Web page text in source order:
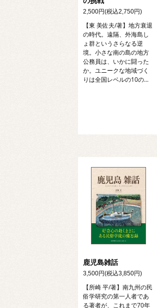
2,500円(税込2,750円)
【東 美佐夫/著】地方衰退
の時代。遠隔、外海島し
ょ群というさらなる逆
境。小さな南の島の地方
公務員は、いかに闘った
か。ユニークな地域づく
りは全国レベルの10の...
鹿児島雑話
3,500円(税込3,850円)
【所崎 平/著】南九州の民
俗学研究の第一人者であ
る著者が、これまで70年